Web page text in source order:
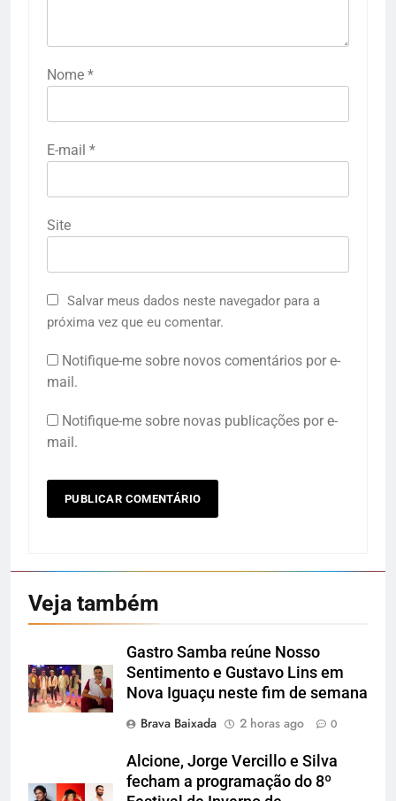
Nome *
E-mail *
Site
Salvar meus dados neste navegador para a
próxima vez que eu comentar.
Notifique-me sobre novos comentários por e-
mail.
Notifique-me sobre novas publicações por e-
mail.
Veja também
Gastro Samba reúne Nosso
Sentimento e Gustavo Lins em
Nova Iguaçu neste fim de semana
Brava Baixada
2 horas ago 0
Alcione, Jorge Vercillo e Silva
fecham a programação do 8º